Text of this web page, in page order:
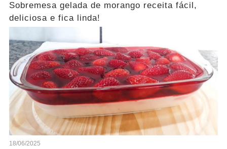
Sobremesa gelada de morango receita fácil,
deliciosa e fica linda!
18/06/2025